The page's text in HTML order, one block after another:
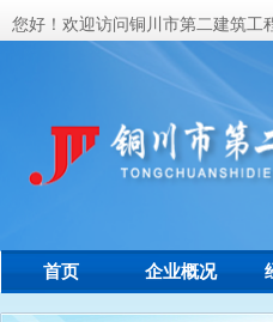
首页 企业概况
您好！欢迎访问铜川市第二建筑工